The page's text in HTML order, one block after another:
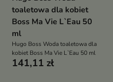
toaletowa dla kobiet
Boss Ma Vie L`Eau 50
ml
Hugo Boss Woda toaletowa dla
kobiet Boss Ma Vie L`Eau 50 ml
141,11 zł